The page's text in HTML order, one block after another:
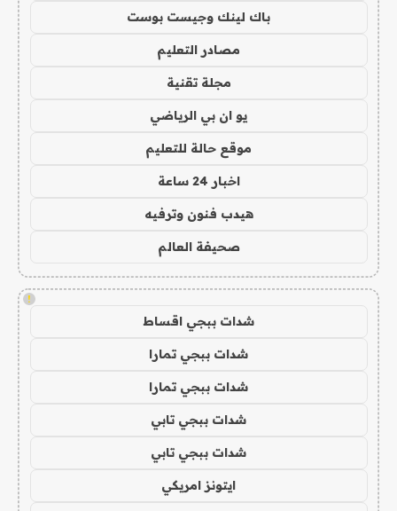
باك لينك وجيست بوست
مصادر التعليم
مجلة تقنية
يو ان بي الرياضي
موقع حالة للتعليم
اخبار 24 ساعة
هيدب فنون وترفيه
صحيفة العالم
!
شدات ببجي اقساط
شدات ببجي تمارا
شدات ببجي تمارا
شدات ببجي تابي
شدات ببجي تابي
ايتونز امريكي